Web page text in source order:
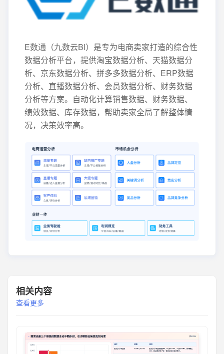
E数通（九数云BI）是专为电商卖家打造的综合性
数据分析平台，提供淘宝数据分析、天猫数据分
析、京东数据分析、拼多多数据分析、ERP数据
分析、直播数据分析、会员数据分析、财务数据
分析等方案。自动化计算销售数据、财务数据、
绩效数据、库存数据，帮助卖家全局了解整体情
况，决策效率高。
相关内容
查看更多